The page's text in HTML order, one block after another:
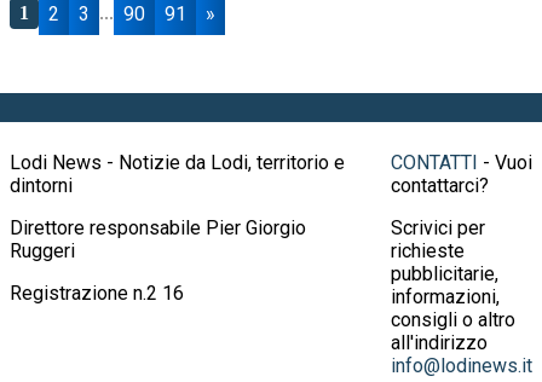
1 2 3 ... 90 91 »
Lodi News - Notizie da Lodi, territorio e
dintorni
Direttore responsabile Pier Giorgio
Ruggeri
Registrazione n.2 16
CONTATTI - Vuoi
contattarci?
Scrivici per
richieste
pubblicitarie,
informazioni,
consigli o altro
all'indirizzo
info@lodinews.it